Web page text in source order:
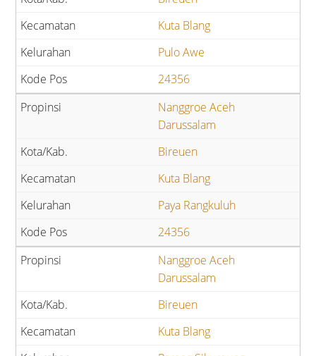
Kuta Blang
Pulo Awe
24356
Nanggroe Aceh
Darussalam
Bireuen
Kuta Blang
Paya Rangkuluh
24356
Nanggroe Aceh
Darussalam
Bireuen
Kuta Blang